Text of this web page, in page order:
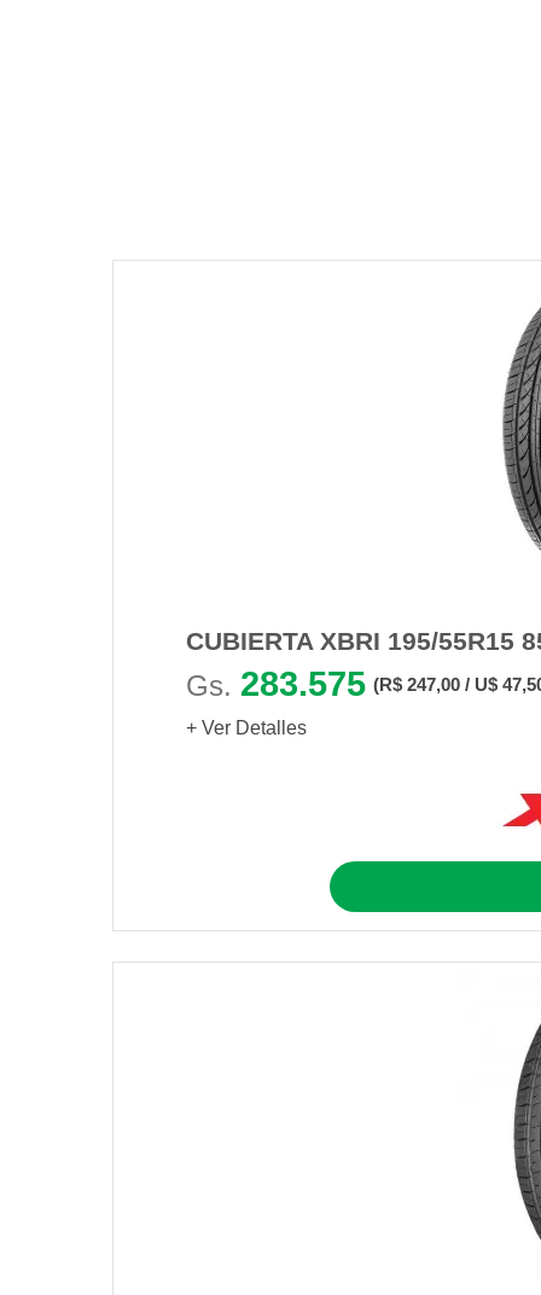
CUBIERTA XBRI 195/55R15
Gs. 283.575 (R$ 247,00 / U$
+ Ver Detalles